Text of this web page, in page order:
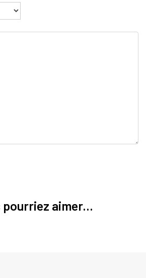
pourriez aimer...